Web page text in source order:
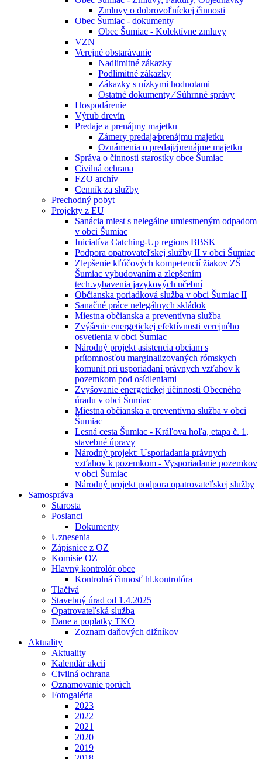
Zmluvy o dobrovoľníckej činnosti
Obec Šumiac - dokumenty
Obec Šumiac - Kolektívne zmluvy
VZN
Verejné obstarávanie
Nadlimitné zákazky
Podlimitné zákazky
Zákazky s nízkymi hodnotami
Ostatné dokumenty ⁄ Súhrnné správy
Hospodárenie
Výrub drevín
Predaje a prenájmy majetku
Zámery predaja⁄prenájmu majetku
Oznámenia o predaji⁄prenájme majetku
Správa o činnosti starostky obce Šumiac
Civilná ochrana
FZO archív
Cenník za služby
Prechodný pobyt
Projekty z EU
Sanácia miest s nelegálne umiestneným odpadom
v obci Šumiac
Iniciatíva Catching-Up regions BBSK
Podpora opatrovateľskej služby II v obci Šumiac
Zlepšenie kľúčových kompetencií žiakov ZŠ
Šumiac vybudovaním a zlepšením
tech.vybavenia jazykových učební
Občianska poriadková služba v obci Šumiac II
Sanačné práce nelegálnych skládok
Miestna občianska a preventívna služba
Zvýšenie energetickej efektívnosti verejného
osvetlenia v obci Šumiac
Národný projekt asistencia obciam s
prítomnosťou marginalizovaných rómskych
komunít pri usporiadaní právnych vzťahov k
pozemkom pod osídleniami
Zvyšovanie energetickej účinnosti Obecného
úradu v obci Šumiac
Miestna občianska a preventívna služba v obci
Šumiac
Lesná cesta Šumiac - Kráľova hoľa, etapa č. 1,
stavebné úpravy
Národný projekt: Usporiadania právnych
vzťahov k pozemkom - Vysporiadanie pozemkov
v obci Šumiac
Národný projekt podpora opatrovateľskej služby
Samospráva
Starosta
Poslanci
Dokumenty
Uznesenia
Zápisnice z OZ
Komisie OZ
Hlavný kontrolór obce
Kontrolná činnosť hl.kontrolóra
Tlačivá
Stavebný úrad od 1.4.2025
Opatrovateľská služba
Dane a poplatky TKO
Zoznam daňových dlžníkov
Aktuality
Aktuality
Kalendár akcií
Civilná ochrana
Oznamovanie porúch
Fotogaléria
2023
2022
2021
2020
2019